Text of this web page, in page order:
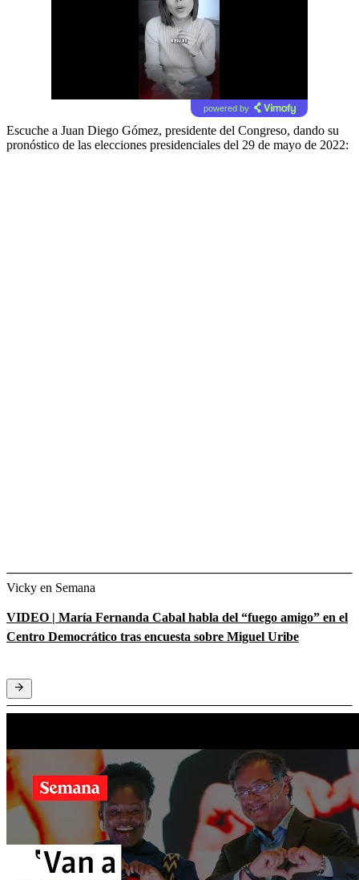
powered by
Escuche a Juan Diego Gómez, presidente del Congreso, dando su
pronóstico de las elecciones presidenciales del 29 de mayo de 2022:
Vicky en Semana
VIDEO | María Fernanda Cabal habla del “fuego amigo” en el
Centro Democrático tras encuesta sobre Miguel Uribe